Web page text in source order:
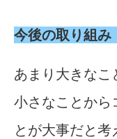
今後の取り組み
あまり大きなこ
小さなことから
とが大事だと